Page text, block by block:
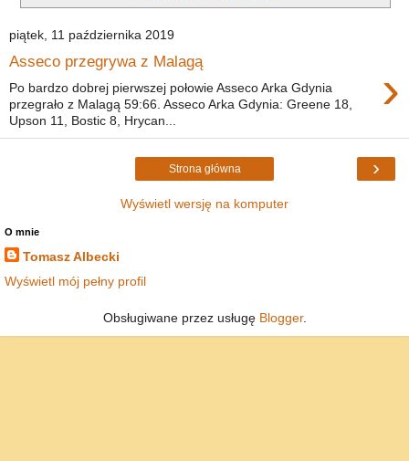
piątek, 11 października 2019
Asseco przegrywa z Malagą ›
Po bardzo dobrej pierwszej połowie Asseco Arka Gdynia
przegrało z Malagą 59:66. Asseco Arka Gdynia: Greene 18,
Upson 11, Bostic 8, Hrycan...
›
Strona główna
Wyświetl wersję na komputer
O mnie
Tomasz Albecki
Wyświetl mój pełny profil
Obsługiwane przez usługę Blogger.